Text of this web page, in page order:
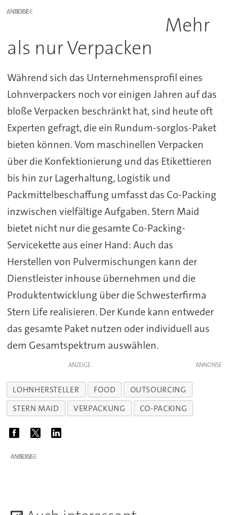
ANZEIGE
Mehr
als nur Verpacken
Während sich das Unternehmensprofil eines
Lohnverpackers noch vor einigen Jahren auf das
bloße Verpacken beschränkt hat, sind heute oft
Experten gefragt, die ein Rundum-sorglos-Paket
bieten können. Vom maschinellen Verpacken
über die Konfektionierung und das Etikettieren
bis hin zur Lagerhaltung, Logistik und
Packmittelbeschaffung umfasst das Co-Packing
inzwischen vielfältige Aufgaben. Stern Maid
bietet nicht nur die gesamte Co-Packing-
Servicekette aus einer Hand: Auch das
Herstellen von Pulvermischungen kann der
Dienstleister inhouse übernehmen und die
Produktentwicklung über die Schwesterfirma
Stern Life realisieren. Der Kunde kann entweder
das gesamte Paket nutzen oder individuell aus
dem Gesamtspektrum auswählen.
ANZEIGE
LOHNHERSTELLER FOOD
OUTSOURCING
STERN MAID
VERPACKUNG CO-PACKING
ANZEIGE